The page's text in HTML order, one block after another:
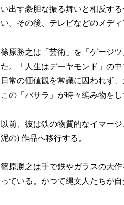
い出す豪胆な振る舞いと相反す
い。その後、テレビなどのメデ
篠原勝之は「芸術」を「ゲージ
た。「人生はデーヤモンド」の
日常の価値観を常識に囚われず
この「バサラ」が時々編み物を
以前、彼は鉄の物質的なイマー
泥の) 作品へ移行する。
篠原勝之は手で鉄やガラスの大
っている。かつて縄文人たちが